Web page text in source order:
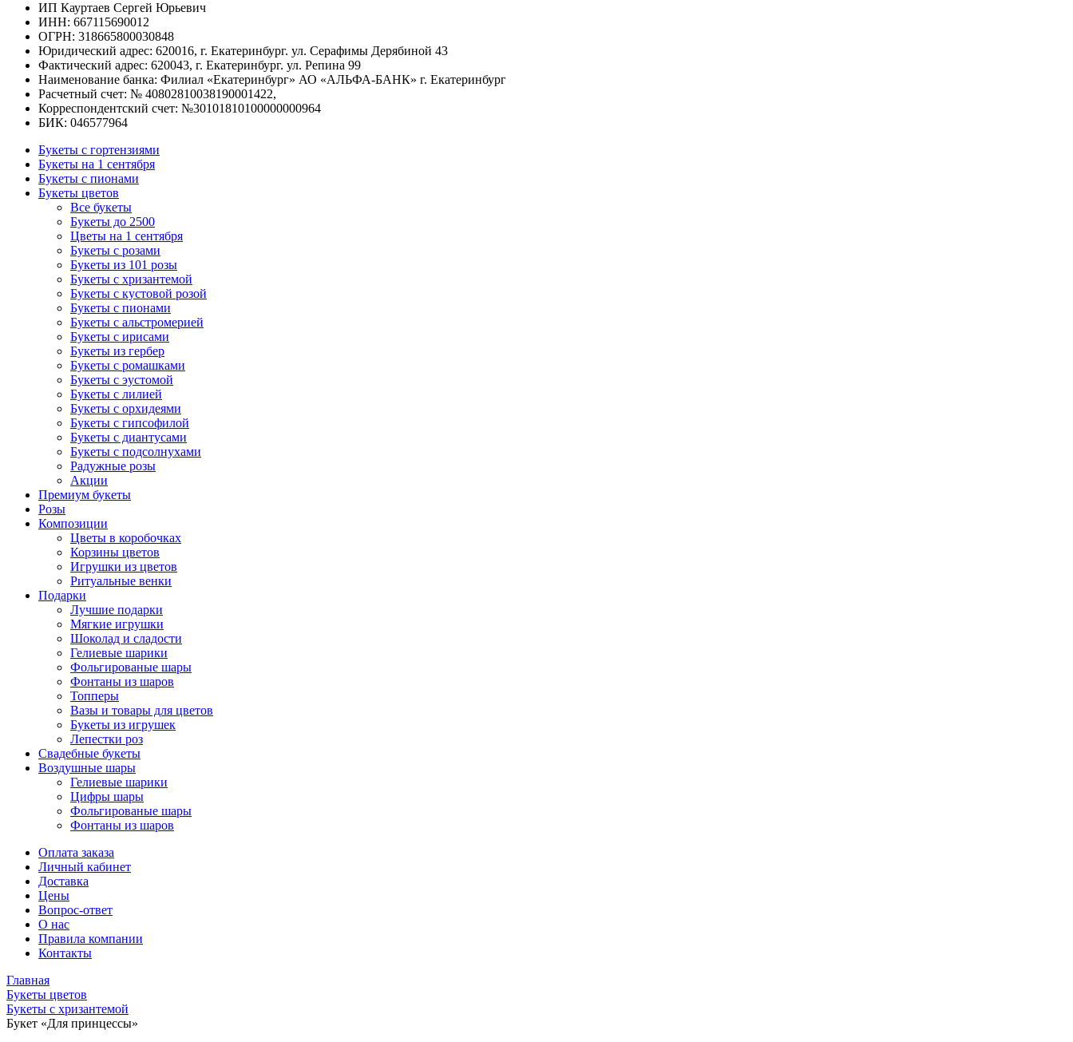
ИП Кауртаев Сергей Юрьевич
ИНН: 667115690012
ОГРН: 318665800030848
Юридический адрес: 620016, г. Екатеринбург. ул. Серафимы Дерябиной 43
Фактический адрес: 620043, г. Екатеринбург. ул. Репина 99
Наименование банка: Филиал «Екатеринбург» АО «АЛЬФА-БАНК» г. Екатеринбург
Расчетный счет: № 40802810038190001422,
Корреспондентский счет: №30101810100000000964
БИК: 046577964
Букеты с гортензиями
Букеты на 1 сентября
Букеты с пионами
Букеты цветов
Все букеты
Букеты до 2500
Цветы на 1 сентября
Букеты с розами
Букеты из 101 розы
Букеты с хризантемой
Букеты с кустовой розой
Букеты с пионами
Букеты с альстромерией
Букеты с ирисами
Букеты из гербер
Букеты с ромашками
Букеты с эустомой
Букеты с лилией
Букеты с орхидеями
Букеты с гипсофилой
Букеты с диантусами
Букеты с подсолнухами
Радужные розы
Акции
Премиум букеты
Розы
Композиции
Цветы в коробочках
Корзины цветов
Игрушки из цветов
Ритуальные венки
Подарки
Лучшие подарки
Мягкие игрушки
Шоколад и сладости
Гелиевые шарики
Фольгированые шары
Фонтаны из шаров
Топперы
Вазы и товары для цветов
Букеты из игрушек
Лепестки роз
Свадебные букеты
Воздушные шары
Гелиевые шарики
Цифры шары
Фольгированые шары
Фонтаны из шаров
Оплата заказа
Личный кабинет
Доставка
Цены
Вопрос-ответ
О нас
Правила компании
Контакты
Главная
Букеты цветов
Букеты с хризантемой
Букет «Для принцессы»